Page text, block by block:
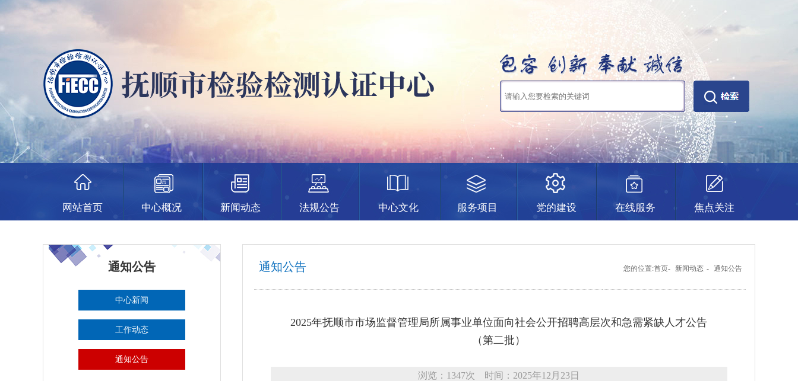
网站首页 中心概况 新闻动态 法规公告 中心文化 服务项目 党的建设 在线服务 焦点关注
通知公告
中心新闻
工作动态
通知公告
通知公告 您的位置:首页- 新闻动态 - 通知公告
2025年抚顺市市场监督管理局所属事业单位面向社会公开招聘高层次和急需紧缺人才公告
（第二批）
浏览：1347次 时间：2025年12月23日